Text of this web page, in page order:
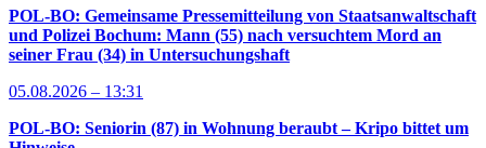
POL-BO: Gemeinsame Pressemitteilung von Staatsanwaltschaft
und Polizei Bochum: Mann (55) nach versuchtem Mord an
seiner Frau (34) in Untersuchungshaft
05.08.2026 – 13:31
POL-BO: Seniorin (87) in Wohnung beraubt – Kripo bittet um